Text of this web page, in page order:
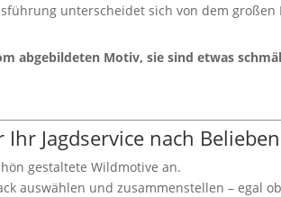
unterscheidet sich von dem
abgebildeten Motiv, sie sind etwas
Jagdservice nach
gestaltete Wildmotive an.
auswählen und zusammenstellen – egal